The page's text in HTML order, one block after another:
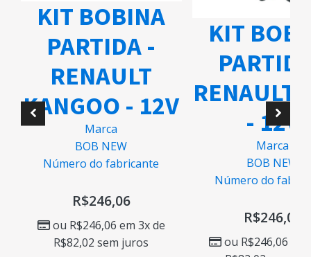
KIT BOBINA
PARTIDA -
RENAULT
KANGOO - 12V
Marca
BOB NEW
Número do fabricante
R$246,06
ou R$246,06 em 3x de
R$82,02 sem juros
KIT
RENAULT
- 12V
Marca
BOB NEW
Número do
R$246,06
ou R$246,06